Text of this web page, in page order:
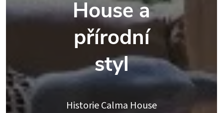
House a
přírodní
styl
Historie Calma House